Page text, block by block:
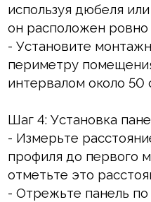
используя дюбеля
он расположен ровно
- Установите
периметру
интервалом около 50
Шаг 4: Установка
- Измерьте
профиля до первого
отметьте это
- Отрежьте панель по